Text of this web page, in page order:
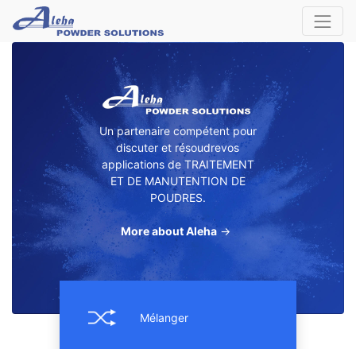
Un partenaire compétent pour
discuter et résoudrevos
applications de TRAITEMENT
ET DE MANUTENTION DE
POUDRES.
More about Aleha →
Mélanger